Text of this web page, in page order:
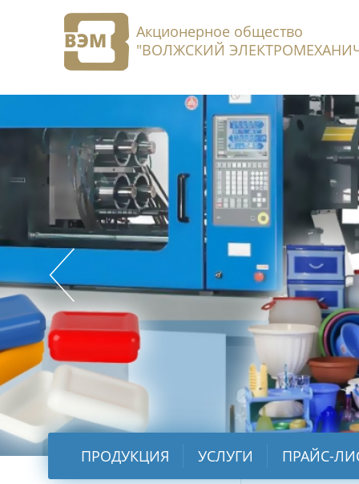
Акционерное общество
"ВОЛЖСКИЙ
ПРОДУКЦИЯ УСЛУГИ ПРАЙС-